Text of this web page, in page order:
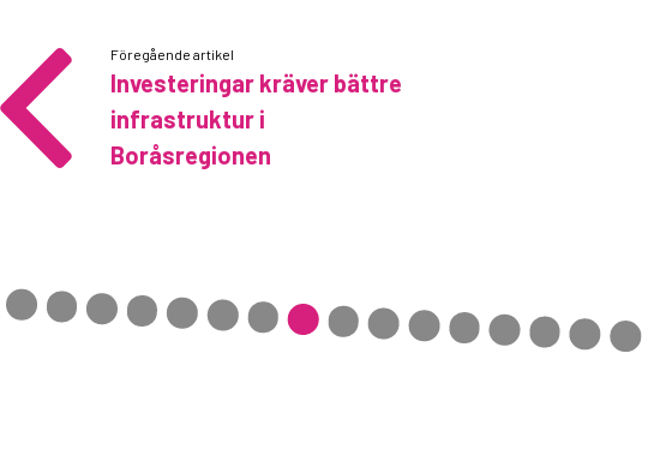
Föregående artikel
Investeringar kräver bättre
infrastruktur i
Boråsregionen